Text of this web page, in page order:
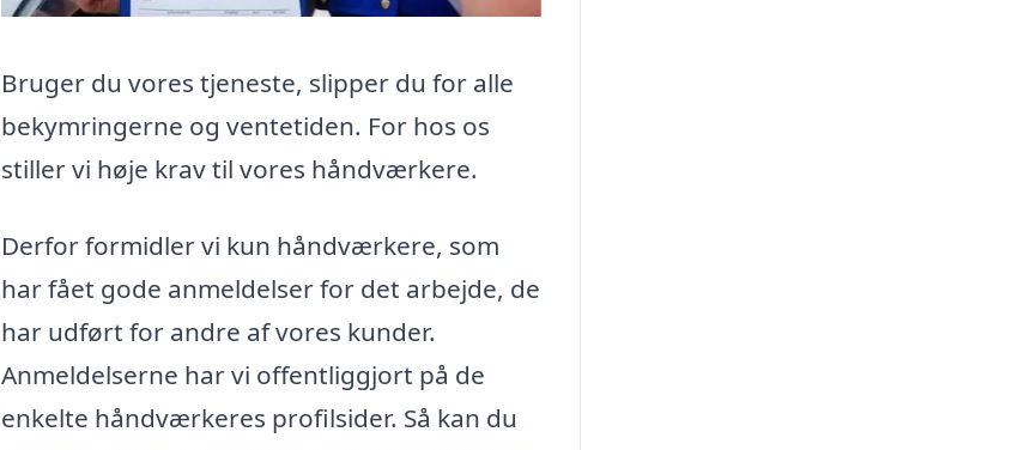
Bruger du vores tjeneste, slipper du for alle
bekymringerne og ventetiden. For hos os
stiller vi høje krav til vores håndværkere.
Derfor formidler vi kun håndværkere, som
har fået gode anmeldelser for det arbejde, de
har udført for andre af vores kunder.
Anmeldelserne har vi offentliggjort på de
enkelte håndværkeres profilsider. Så kan du